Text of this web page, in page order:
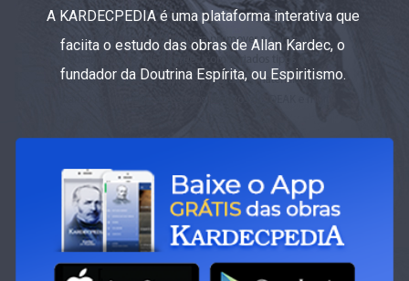
A KARDECPEDIA é uma plataforma interativa que
faciita o estudo das obras de Allan Kardec, o
fundador da Doutrina Espírita, ou Espiritismo.